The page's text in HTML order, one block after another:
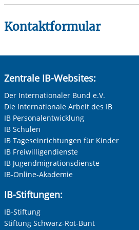
Beratung und Unterstützung im
Zusammenarbeit mit Angehörigen
Beratung bei persönlichen
Partnerschaftsberatung
Gestaltung des Tages
tiergestützte Angebote)
Freizeitgestaltung,
Fußball, Gartenprojekt, Disco,
Integration in das
„selbstverständlich mittendrin!“ in
Vereinenist unser Motto!
Vorherige Folie
Kontaktformular
Keine Angabe
Frau
Herr
Neutrale Anrede
Unternehmen
Nachname, Vorname
Zentrale IB-Websites:
Der Internationaler Bund e.V.
Die Internationale Arbeit des IB
IB Personalentwicklung
IB Schulen
IB Tageseinrichtungen für Kinder
IB Freiwilligendienste
IB Jugendmigrationsdienste
IB-Online-Akademie
IB-Stiftungen:
IB-Stiftung
Stiftung Schwarz-Rot-Bunt